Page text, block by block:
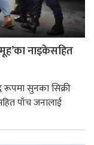
नाइकेसहित
रूपमा सुनका सिक्री
पाँच जनालाई